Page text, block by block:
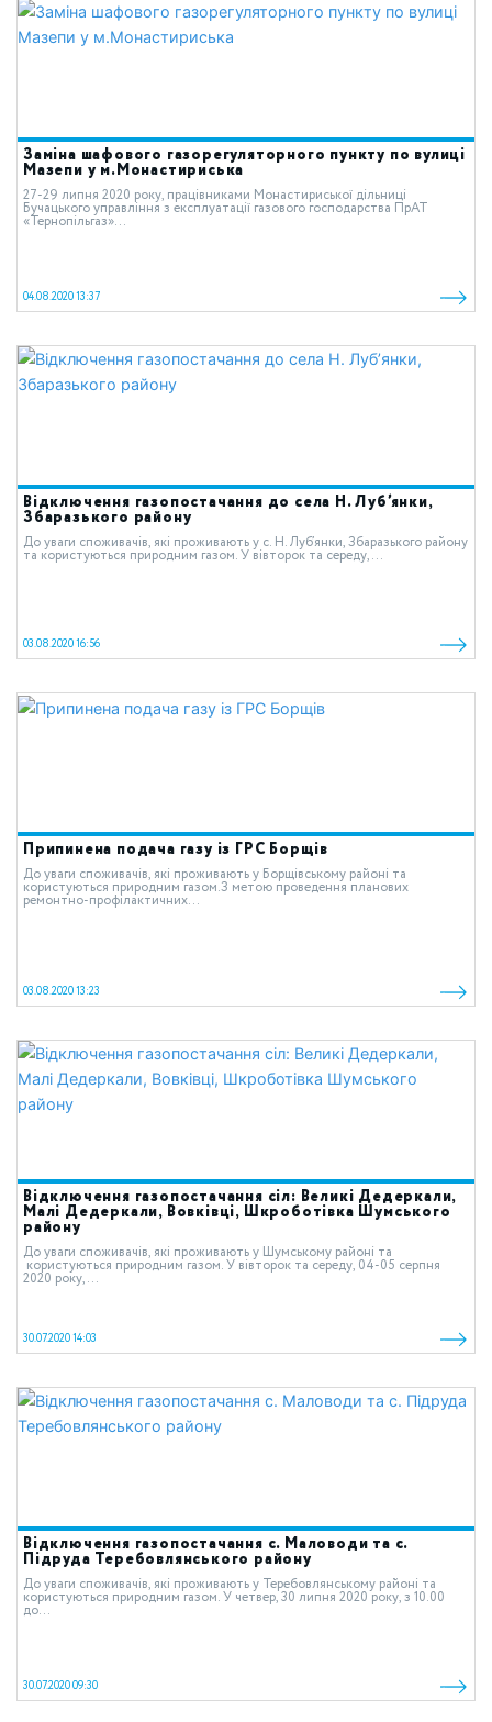
Заміна шафового газорегуляторного пункту по вулиці
Мазепи у м.Монастириська
27-29 липня 2020 року, працівниками Монастириської дільниці
Бучацького управління з експлуатації газового господарства ПрАТ
«Тернопільгаз»...
04.08.2020 13:37
Відключення газопостачання до села Н. Луб’янки,
Збаразького району
До уваги споживачів, які проживають у с. Н. Луб’янки, Збаразького району
та користуються природним газом. У вівторок та середу,...
03.08.2020 16:56
Припинена подача газу із ГРС Борщів
До уваги споживачів, які проживають у Борщівському районі та
користуються природним газом.З метою проведення планових
ремонтно-профілактичних...
03.08.2020 13:23
Відключення газопостачання сіл: Великі Дедеркали,
Малі Дедеркали, Вовківці, Шкроботівка Шумського
району
До уваги споживачів, які проживають у Шумському районі та
користуються природним газом. У вівторок та середу, 04-05 серпня
2020 року,...
30.07.2020 14:03
Відключення газопостачання с. Маловоди та с.
Підруда Теребовлянського району
До уваги споживачів, які проживають у Теребовлянському районі та
користуються природним газом. У четвер, 30 липня 2020 року, з 10.00
до...
30.07.2020 09:30